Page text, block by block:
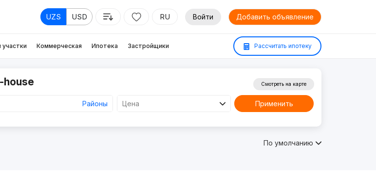
UZS USD RU Войти Добавить объявление
Коммерческая Ипотека Застройщики Рассчитать ипотеку
house
Районы Цена
Смотреть на карте
Применить
По умолчанию